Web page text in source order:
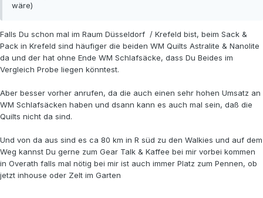
wäre)
Falls Du schon mal im Raum Düsseldorf / Krefeld bist, beim Sack &
Pack in Krefeld sind häufiger die beiden WM Quilts Astralite & Nanolite
da und der hat ohne Ende WM Schlafsäcke, dass Du Beides im
Vergleich Probe liegen könntest.
Aber besser vorher anrufen, da die auch einen sehr hohen Umsatz an
WM Schlafsäcken haben und dsann kann es auch mal sein, daß die
Quilts nicht da sind.
Und von da aus sind es ca 80 km in R süd zu den Walkies und auf dem
Weg kannst Du gerne zum Gear Talk & Kaffee bei mir vorbei kommen
in Overath falls mal nötig bei mir ist auch immer Platz zum Pennen, ob
jetzt inhouse oder Zelt im Garten